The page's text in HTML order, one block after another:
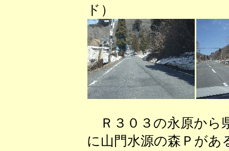
ド）
Ｒ３０３の永原から
に山門水源の森Ｐがあ